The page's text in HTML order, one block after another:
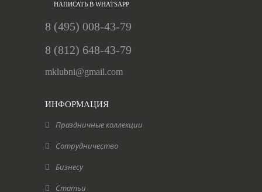
НАПИСАТЬ В WHATSAPP
8 (495) 008-43-79
8 (812) 648-43-79
mklubni@gmail.com
ИНФОРМАЦИЯ
Праздничные коллекции
Сотрудничество
Бизнесу
Статьи